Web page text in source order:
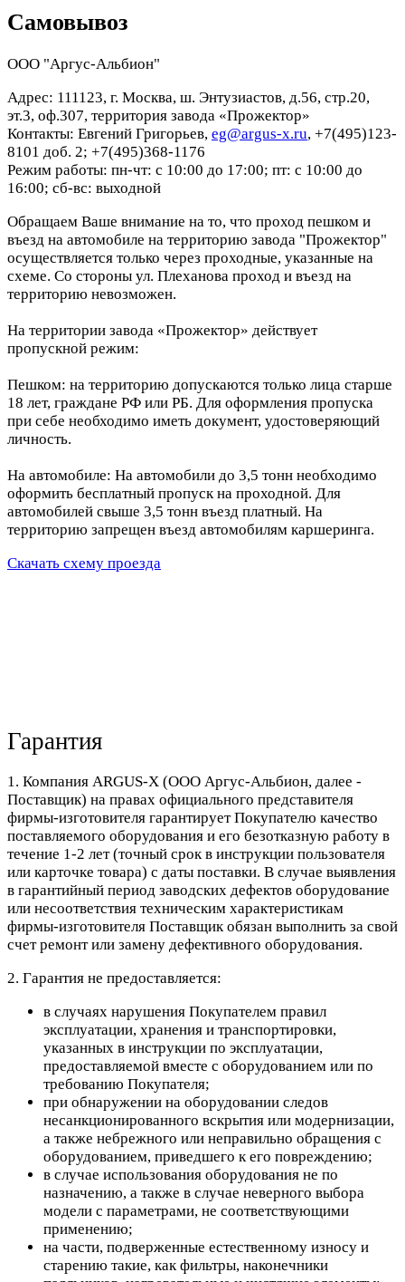
Самовывоз
ООО "Аргус-Альбион"
Адрес: 111123, г. Москва, ш. Энтузиастов, д.56, стр.20,
эт.3, оф.307, территория завода «Прожектор»
Контакты: Евгений Григорьев, eg@argus-x.ru, +7(495)123-
8101 доб. 2; +7(495)368-1176
Режим работы: пн-чт: с 10:00 до 17:00; пт: с 10:00 до
16:00; сб-вс: выходной
Обращаем Ваше внимание на то, что проход пешком и
въезд на автомобиле на территорию завода "Прожектор"
осуществляется только через проходные, указанные на
схеме. Со стороны ул. Плеханова проход и въезд на
территорию невозможен.
На территории завода «Прожектор» действует
пропускной режим:
Пешком: на территорию допускаются только лица старше
18 лет, граждане РФ или РБ. Для оформления пропуска
при себе необходимо иметь документ, удостоверяющий
личность.
На автомобиле: На автомобили до 3,5 тонн необходимо
оформить бесплатный пропуск на проходной. Для
автомобилей свыше 3,5 тонн въезд платный. На
территорию запрещен въезд автомобилям каршеринга.
Скачать схему проезда
Гарантия
1. Компания ARGUS-X (ООО Аргус-Альбион, далее -
Поставщик) на правах официального представителя
фирмы-изготовителя гарантирует Покупателю качество
поставляемого оборудования и его безотказную работу в
течение 1-2 лет (точный срок в инструкции пользователя
или карточке товара) с даты поставки. В случае выявления
в гарантийный период заводских дефектов оборудование
или несоответствия техническим характеристикам
фирмы-изготовителя Поставщик обязан выполнить за свой
счет ремонт или замену дефективного оборудования.
2. Гарантия не предоставляется:
в случаях нарушения Покупателем правил
эксплуатации, хранения и транспортировки,
указанных в инструкции по эксплуатации,
предоставляемой вместе с оборудованием или по
требованию Покупателя;
при обнаружении на оборудовании следов
несанкционированного вскрытия или модернизации,
а также небрежного или неправильно обращения с
оборудованием, приведшего к его повреждению;
в случае использования оборудования не по
назначению, а также в случае неверного выбора
модели с параметрами, не соответствующими
применению;
на части, подверженные естественному износу и
старению такие, как фильтры, наконечники